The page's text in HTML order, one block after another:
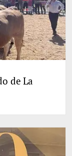
de La